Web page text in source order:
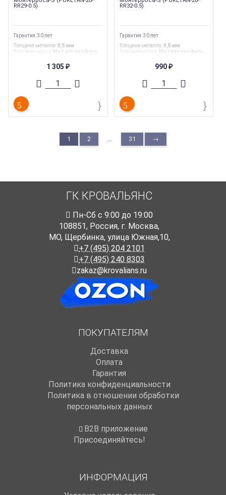
RR29-0.5)
Гарантия: 30 лет
Толщина металла: 0,5 мм
Торговая марка
Металл профиль
Страна производства :Россия
1,11 м1 305 ₽
RR32-0.5)
Гарантия: 30 лет
Толщина металла: 0,5 мм
Торговая марка
Металл профиль
Страна производства:
1,11 м990₽
1 2 31 →
ГК КРОВАЛЬЯНС
Пн-Cб с 9:00 до 19:00
108851, Россия, г. Москва,
МО, Щербинка, улица Южная,10,
+7 (495) 204 2101
+7 (495) 240 8303
zakaz@krovalians.ru
ПОКУПАТЕЛЯМ
Доставка
Оплата
Гарантия
Политика конфиденциальности
Политика в отношении обработки
персональных данных
B2B приложение
Присоединяйтесь!
ИНФОРМАЦИЯ